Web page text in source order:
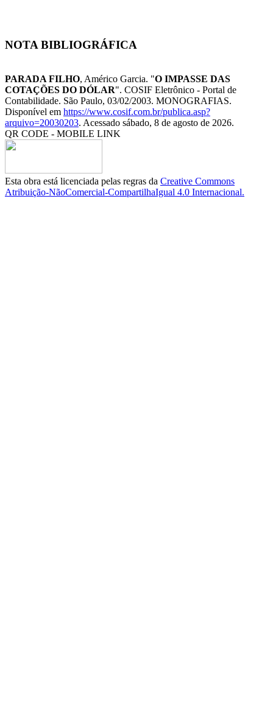
NOTA BIBLIOGRÁFICA
PARADA FILHO, Américo Garcia. "O IMPASSE DAS
COTAÇÕES DO DÓLAR". COSIF Eletrônico - Portal de
Contabilidade. São Paulo, 03/02/2003. MONOGRAFIAS.
Disponível em https://www.cosif.com.br/publica.asp?
arquivo=20030203. Acessado sábado, 8 de agosto de 2026.
QR CODE - MOBILE LINK
Esta obra está licenciada pelas regras da Creative Commons
Atribuição-NãoComercial-CompartilhaIgual 4.0 Internacional.